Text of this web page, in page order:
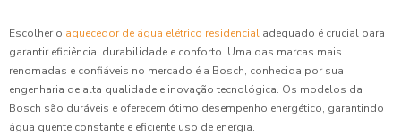
Escolher o aquecedor de água elétrico residencial adequado é crucial para
garantir eficiência, durabilidade e conforto. Uma das marcas mais
renomadas e confiáveis no mercado é a Bosch, conhecida por sua
engenharia de alta qualidade e inovação tecnológica. Os modelos da
Bosch são duráveis e oferecem ótimo desempenho energético, garantindo
água quente constante e eficiente uso de energia.